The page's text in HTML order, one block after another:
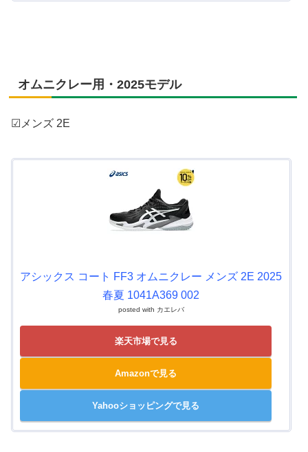
オムニクレー用・2025モデル
☑メンズ 2E
アシックス コート FF3 オムニクレー メンズ 2E 2025
春夏 1041A369 002
posted with カエレバ
楽天市場で見る
Amazonで見る
Yahooショッピングで見る